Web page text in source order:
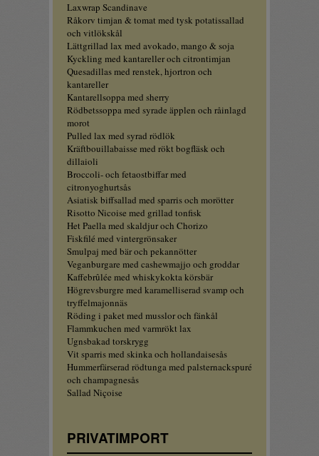
Laxwrap Scandinave
Råkorv timjan & tomat med tysk potatissallad
och vitlökskål
Lättgrillad lax med avokado, mango & soja
Kyckling med kantareller och citrontimjan
Quesadillas med renstek, hjortron och
kantareller
Kantarellsoppa med sherry
Rödbetssoppa med syrade äpplen och råinlagd
morot
Pulled lax med syrad rödlök
Kräftbouillabaisse med rökt bogfläsk och
dillaioli
Broccoli- och fetaostbiffar med
citronyoghurtsås
Asiatisk biffsallad med sparris och morötter
Risotto Nicoise med grillad tonfisk
Het Paella med skaldjur och Chorizo
Fiskfilé med vintergrönsaker
Smulpaj med bär och pekannötter
Veganburgare med cashewmajjo och groddar
Kaffebrûlée med whiskykokta körsbär
Högrevsburgre med karamelliserad svamp och
tryffelmajonnäs
Röding i paket med musslor och fänkål
Flammkuchen med varmrökt lax
Ugnsbakad torskrygg
Vit sparris med skinka och hollandaisesås
Hummerfärserad rödtunga med palsternackspuré
och champagnesås
Sallad Niçoise
PRIVATIMPORT